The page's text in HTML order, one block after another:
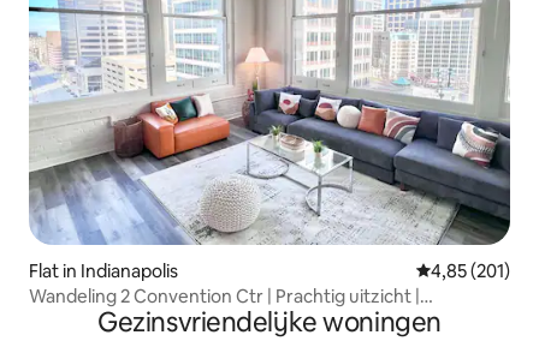
Flat in Indianapolis Gemiddelde
4,85 (201)
Wandeling 2 Convention Ctr | Prachtig uitzicht |
PenthouseGezinsvriendelijke woningen